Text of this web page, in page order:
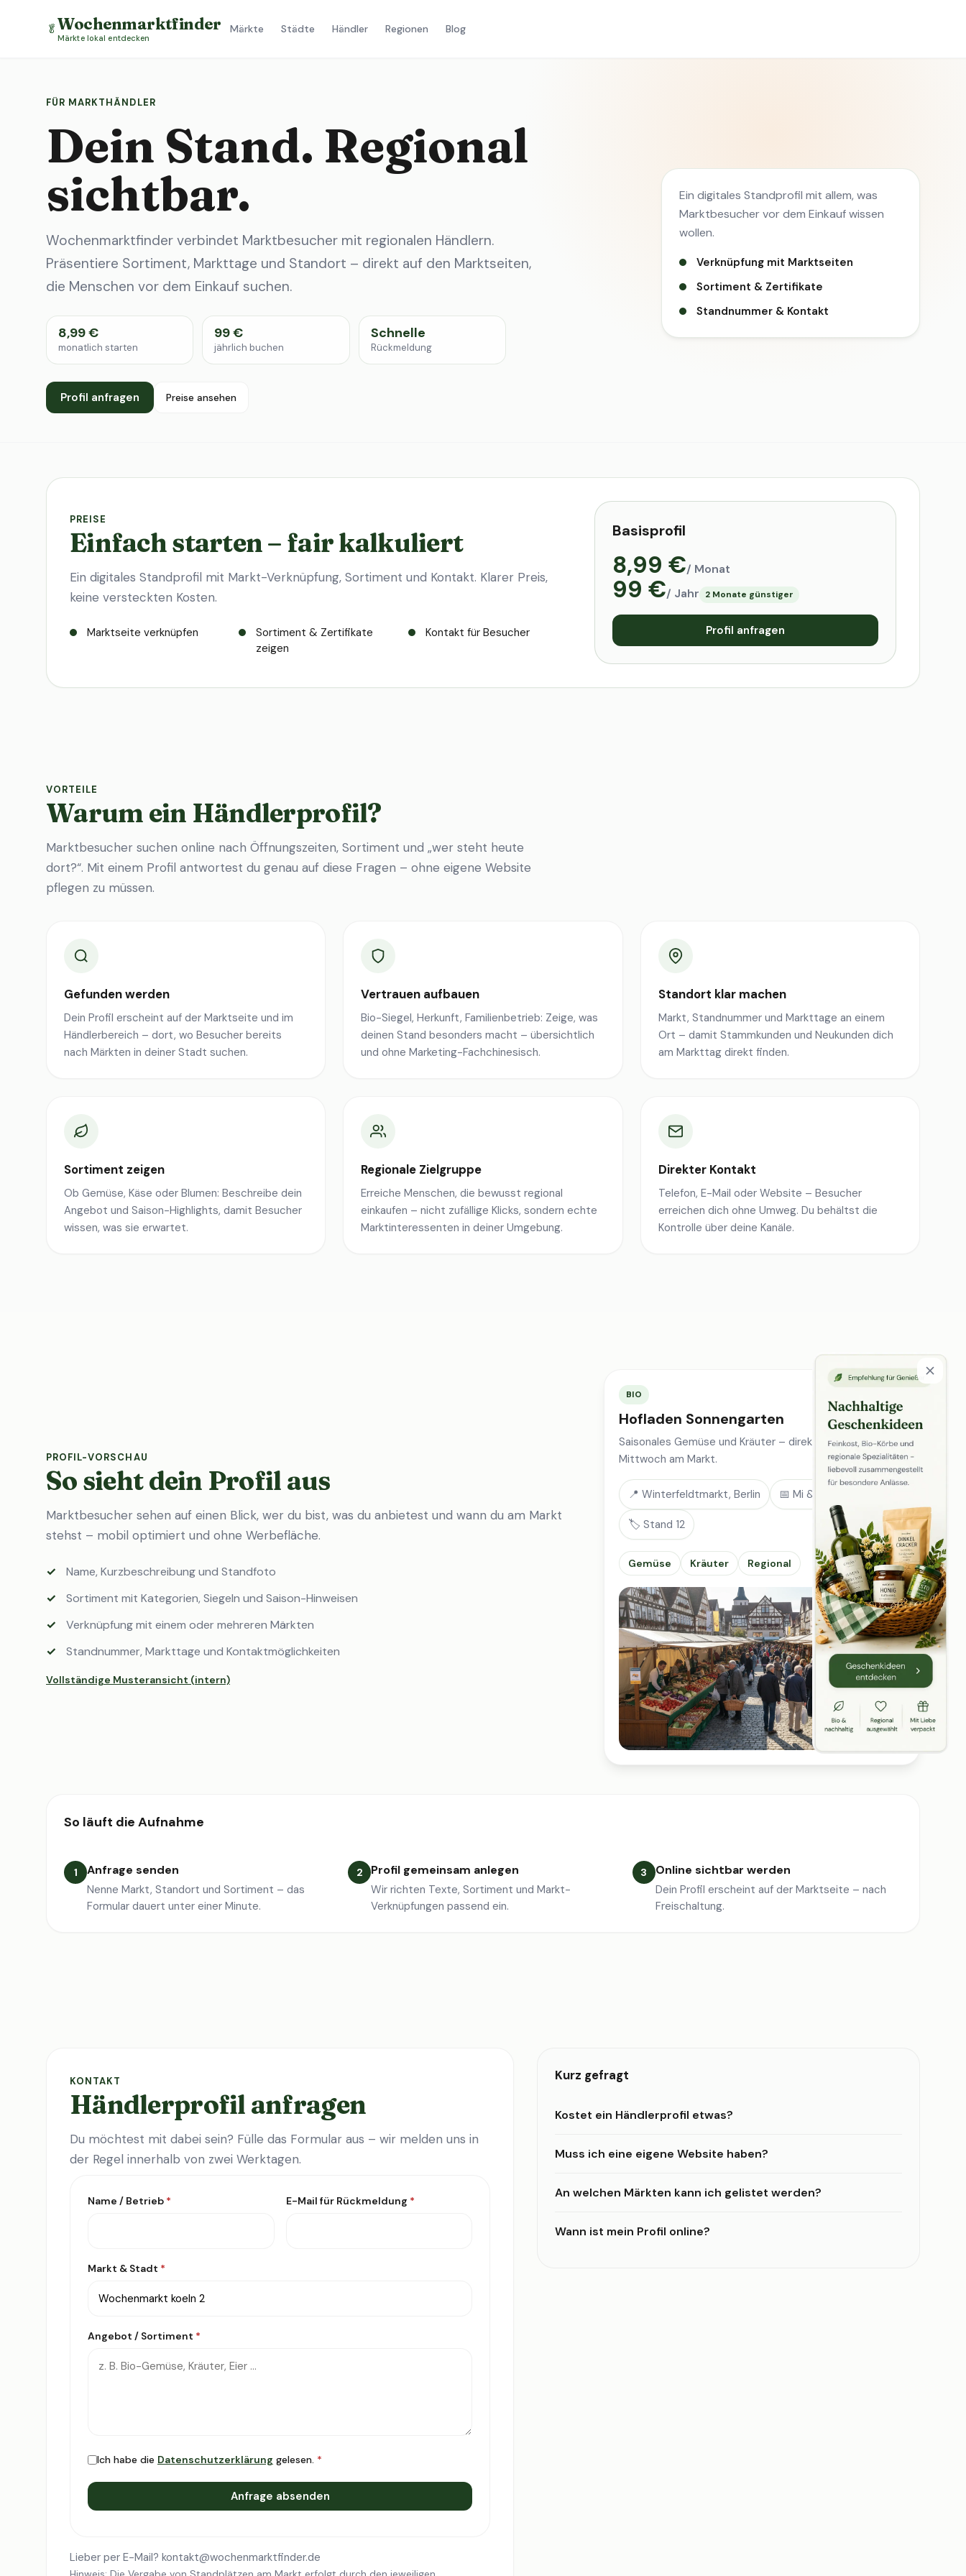
🥬Wochenmarktfinder
Märkte lokal entdecken
Märkte Städte Händler Regionen Blog
FÜR MARKTHÄNDLER
Dein Stand. Regional
sichtbar.
Wochenmarktfinder verbindet Marktbesucher mit regionalen Händlern.
Präsentiere Sortiment, Markttage und Standort – direkt auf den Marktseiten,
die Menschen vor dem Einkauf suchen.
8,99 €
monatlich starten
99 €
jährlich buchen
Schnelle
Rückmeldung
Profil anfragen Preise ansehen
Ein digitales Standprofil mit allem, was
Marktbesucher vor dem Einkauf wissen
wollen.
Verknüpfung mit Marktseiten
Sortiment & Zertifikate
Standnummer & Kontakt
PREISE
Einfach starten – fair kalkuliert
Ein digitales Standprofil mit Markt-Verknüpfung, Sortiment und Kontakt. Klarer Preis,
keine versteckten Kosten.
Marktseite verknüpfen
Sortiment & Zertifikate
zeigen
Kontakt für Besucher
Basisprofil
8,99 €/ Monat
99 €/ Jahr 2 Monate günstiger
Profil anfragen
VORTEILE
Warum ein Händlerprofil?
Marktbesucher suchen online nach Öffnungszeiten, Sortiment und „wer steht heute
dort?“. Mit einem Profil antwortest du genau auf diese Fragen – ohne eigene Website
pflegen zu müssen.
Gefunden werden
Dein Profil erscheint auf der Marktseite und im
Händlerbereich – dort, wo Besucher bereits
nach Märkten in deiner Stadt suchen.
Vertrauen aufbauen
Bio-Siegel, Herkunft, Familienbetrieb: Zeige, was
deinen Stand besonders macht – übersichtlich
und ohne Marketing-Fachchinesisch.
Standort klar machen
Markt, Standnummer und Markttage an einem
Ort – damit Stammkunden und Neukunden dich
am Markttag direkt finden.
Sortiment zeigen
Ob Gemüse, Käse oder Blumen: Beschreibe dein
Angebot und Saison-Highlights, damit Besucher
wissen, was sie erwartet.
Regionale Zielgruppe
Erreiche Menschen, die bewusst regional
einkaufen – nicht zufällige Klicks, sondern echte
Marktinteressenten in deiner Umgebung.
Direkter Kontakt
Telefon, E-Mail oder Website – Besucher
erreichen dich ohne Umweg. Du behältst die
Kontrolle über deine Kanäle.
PROFIL-VORSCHAU
So sieht dein Profil aus
Marktbesucher sehen auf einen Blick, wer du bist, was du anbietest und wann du am Markt
stehst – mobil optimiert und ohne Werbefläche.
Name, Kurzbeschreibung und Standfoto
Sortiment mit Kategorien, Siegeln und Saison-Hinweisen
Verknüpfung mit einem oder mehreren Märkten
Standnummer, Markttage und Kontaktmöglichkeiten
Vollständige Musteransicht (intern)
BIO
Hofladen Sonnengarten
Saisonales Gemüse und Kräuter – direkt vom Feld, jeden
Mittwoch am Markt.
📍 Winterfeldtmarkt, Berlin 📅 Mi & Sa
🏷️ Stand 12
Gemüse Kräuter Regional
So läuft die Aufnahme
1 Anfrage senden
Nenne Markt, Standort und Sortiment – das
Formular dauert unter einer Minute.
2 Profil gemeinsam anlegen
Wir richten Texte, Sortiment und Markt-
Verknüpfungen passend ein.
3 Online sichtbar werden
Dein Profil erscheint auf der Marktseite – nach
Freischaltung.
KONTAKT
Händlerprofil anfragen
Du möchtest mit dabei sein? Fülle das Formular aus – wir melden uns in
der Regel innerhalb von zwei Werktagen.
Name / Betrieb * E-Mail für Rückmeldung *
Markt & Stadt *
Angebot / Sortiment *
Ich habe die Datenschutzerklärung gelesen. *
Anfrage absenden
Lieber per E-Mail? kontakt@wochenmarktfinder.de
Kurz gefragt
Kostet ein Händlerprofil etwas?
Muss ich eine eigene Website haben?
An welchen Märkten kann ich gelistet werden?
Wann ist mein Profil online?